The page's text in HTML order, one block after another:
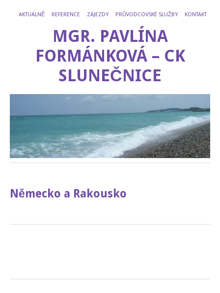
AKTUÁLNĚ REFERENCE ZÁJEZDY PRŮVODCOVSKÉ SLUŽBY KONTAKT
MGR. PAVLÍNA
FORMÁNKOVÁ – CK
SLUNEČNICE
Německo a Rakousko